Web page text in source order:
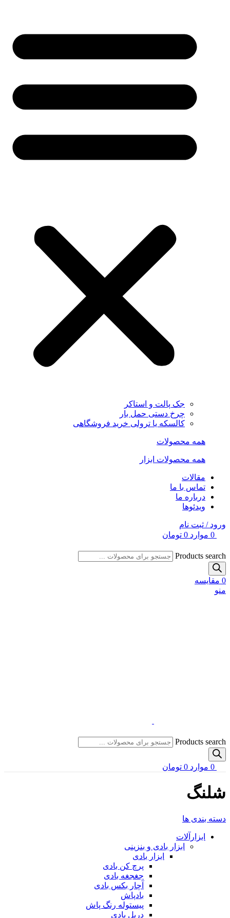
جک پالت و استاکر
چرخ دستی حمل بار
کالسکه یا ترولی خرید فروشگاهی
همه محصولات
همه محصولات ابزار
مقالات
تماس با ما
درباره ما
ویدئوها
ورود / ثبت نام
0 موارد 0 تومان
Products search
0 مقایسه
منو
Products search
0 موارد 0 تومان
شلنگ
دسته بندی ها
ابزارآلات
ابزار بادی و بنزینی
ابزار بادی
پرچ کن بادی
جغجغه بادی
آچار بکس بادی
بادپاش
پیستوله رنگ پاش
دریل بادی